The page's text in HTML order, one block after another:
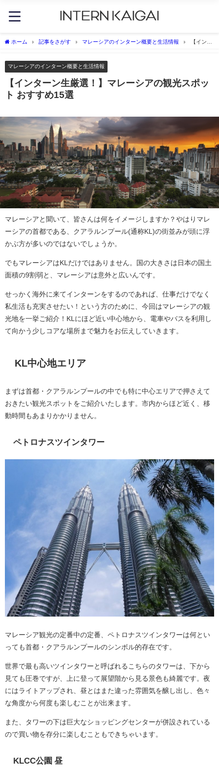
ホーム 記事をさがす マレーシアのインターン概要と生活情報
【インタ
マレーシアのインターン概要と生活情報
【インターン生厳選！】マレーシアの観光スポッ
ト おすすめ15選
マレーシアと聞いて、皆さんは何をイメージしますか？やはりマレ
ーシアの首都である、クアラルンプール(通称KL)の街並みが頭に浮
かぶ方が多いのではないでしょうか。
でもマレーシアはKLだけではありません。国の大きさは日本の国土
面積の9割弱と、マレーシアは意外と広いんです。
せっかく海外に来てインターンをするのであれば、仕事だけでなく
私生活も充実させたい！という方のために、今回はマレーシアの観
光地を一挙ご紹介！KLにほど近い中心地から、電車やバスを利用し
て向かう少しコアな場所まで魅力をお伝えしていきます。
KL中心地エリア
まずは首都・クアラルンプールの中でも特に中心エリアで押さえて
おきたい観光スポットをご紹介いたします。市内からほど近く、移
動時間もあまりかかりません。
ペトロナスツインタワー
マレーシア観光の定番中の定番、ペトロナスツインタワーは何とい
っても首都・クアラルンプールのシンボル的存在です。
世界で最も高いツインタワーと呼ばれるこちらのタワーは、下から
見ても圧巻ですが、上に登って展望階から見る景色も綺麗です。夜
にはライトアップされ、昼とはまた違った雰囲気を醸し出し、色々
な角度から何度も楽しむことが出来ます。
また、タワーの下は巨大なショッピングセンターが併設されている
ので買い物を存分に楽しむこともできちゃいます。
KLCC公園 昼